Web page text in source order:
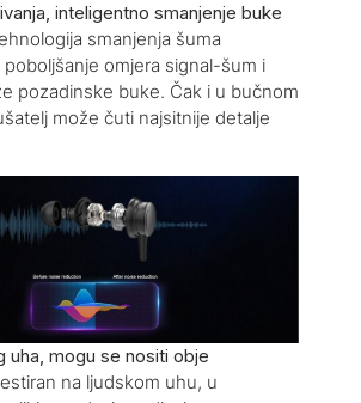
inteligentno smanjenje buke
smanjenja šuma
poboljšanje omjera signal-šum i
pozadinske buke. Čak i u bučnom
može čuti najsitnije detalje
uha, mogu se nositi obje
na ljudskom uhu, u